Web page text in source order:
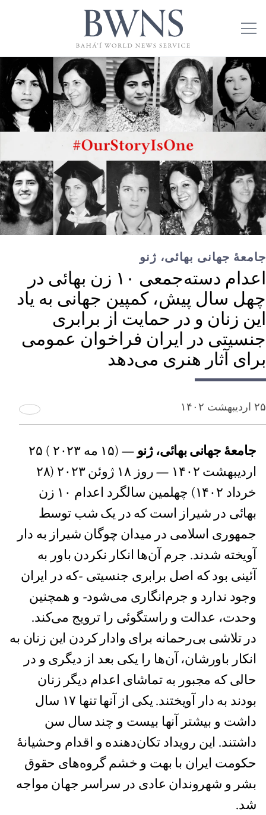
جامعۀ جهانی بهائی، ژنو
اعدام دسته‌جمعی ۱۰ زن بهائی در
چهل سال پیش، کمپین جهانی به یاد
این زنان و در حمایت از برابری
جنسیتی در ایران فراخوان عمومی
برای آثار هنری می‌دهد
۲۵ اردیبهشت ۱۴۰۲
جامعۀ جهانی بهائی، ژنو
— (۱۵ مه ٢٠٢٣ ) ۲۵
اردیبهشت ١۴٠٢ — روز ۱۸ ژوئن ۲۰۲۳ (٢٨
خرداد ۱۴٠٢) چهلمین سالگرد اعدام ۱۰ زن
بهائی در شیراز است که در یک شب توسط
جمهوری اسلامی در میدان چوگان شیراز به دار
آویخته شدند. جرم آن‌ها انکار نکردن باور به
آئینی بود که اصل برابری جنسیتی -که در ایران
وجود ندارد و جرم‌انگاری می‌شود- و همچنین
وحدت، عدالت و راستگوئی را ترویج می‌کند.
در تلاشی بی‌رحمانه برای وادار کردن این زنان به
انکار باورشان، آن‌ها را یکی بعد از دیگری و در
حالی که مجبور به تماشای اعدام دیگر زنان
بودند به دار آویختند. یکی از آنها تنها ۱۷ سال
داشت و بیشتر آنها بیست و چند سال سن
داشتند. این رویداد تکان‌دهنده و اقدام وحشیانۀ
حکومت ایران با بهت و خشم گروه‌های حقوق
بشر و شهروندان عادی در سراسر جهان مواجه
شد.